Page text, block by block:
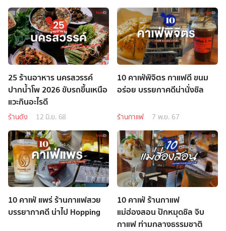
25 ร้านอาหาร นครสวรรค์
ปากน้ำโพ 2026 ขับรถขึ้นเหนือ
แวะกินอะไรดี
ร้านดัง 12 มิ.ย. 68
10 คาเฟ่พิจิตร กาแฟดี ขนม
อร่อย บรรยกาศดีน่านั่งชิล
ร้านกาแฟ 7 พ.ย. 67
10 คาเฟ่ แพร่ ร้านกาแฟสวย
บรรยากาศดี น่าไป Hopping
10 คาเฟ่ ร้านกาแฟ
แม่ฮ่องสอน ปักหมุดชิล จิบ
กาแฟ ท่ามกลางธรรมชาติ